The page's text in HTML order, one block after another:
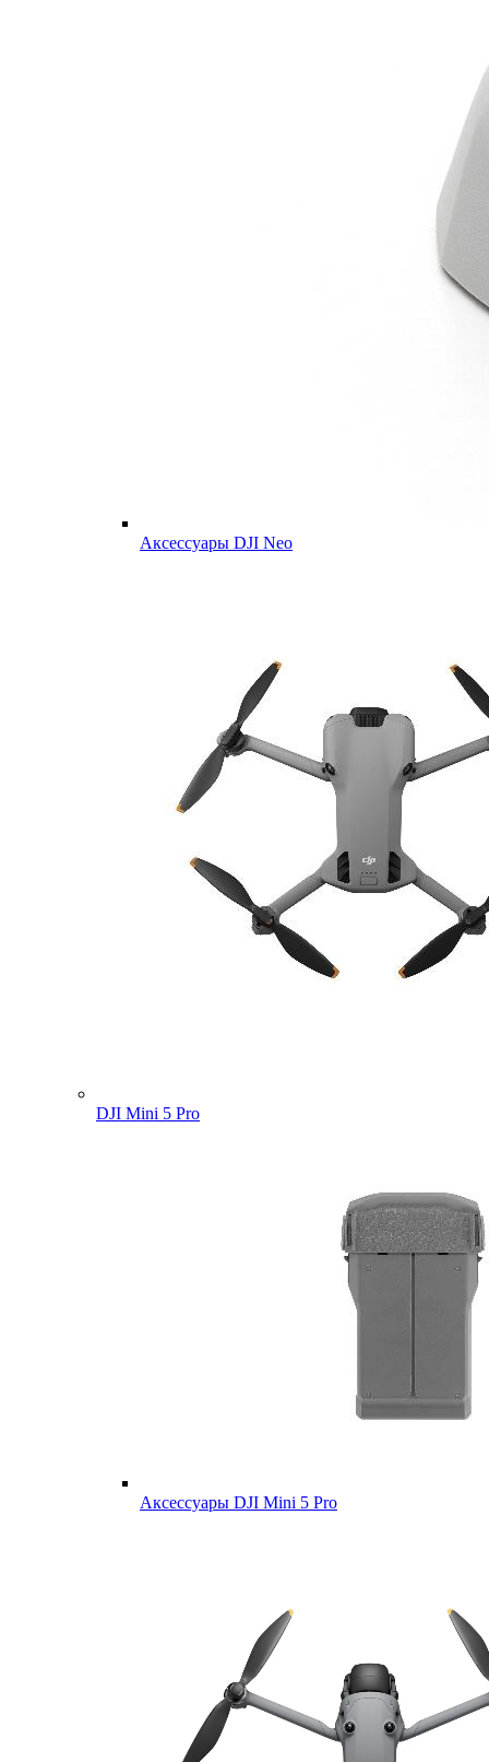
Аксессуары DJI Neo
DJI Mini 5 Pro
Аксессуары DJI Mini 5 Pro